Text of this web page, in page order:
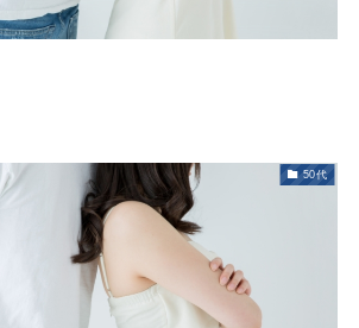
50代